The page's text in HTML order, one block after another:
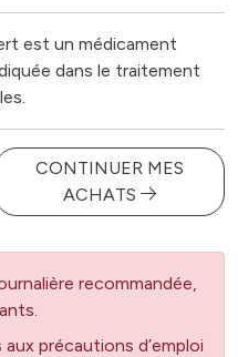
est un médicament
dans le traitement
CONTINUER MES
ACHATS
recommandée,
précautions d’emploi